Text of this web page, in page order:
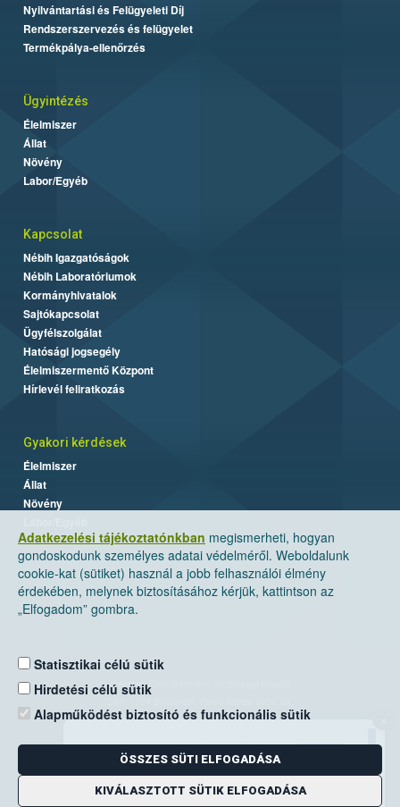
Adatkezelési tájékoztatónkban megismerheti, hogyan
gondoskodunk személyes adatai védelméről. Weboldalunk
cookie-kat (sütiket) használ a jobb felhasználói élmény
érdekében, melynek biztosításához kérjük, kattintson az
„Elfogadom” gombra.
Statisztikai célú sütik
Hirdetési célú sütik
Alapműködést biztosító és funkcionális sütik
ÖSSZES SÜTI ELFOGADÁSA
KIVÁLASZTOTT SÜTIK ELFOGADÁSA
Nyilvántartási és Felügyeleti Díj
Rendszerszervezés és felügyelet
Termékpálya-ellenőrzés
Ügyintézés
Élelmiszer
Állat
Növény
Labor/Egyéb
Kapcsolat
Nébih Igazgatóságok
Nébih Laboratóriumok
Kormányhivatalok
Sajtókapcsolat
Ügyfélszolgálat
Hatósági jogsegély
Élelmiszermentő Központ
Hírlevél feliratkozás
Gyakori kérdések
Élelmiszer
Állat
Növény
Nemzeti Élelmiszerlánc-biztonsági Hivatal
Levelezési cím: 1525 Budapest. Pf. 30.
E-mail:ugyfelszolgalat@nebih.gov.hu
Zöld szám: 06-80/263-244
Telefon: 06-1/ 336-9000